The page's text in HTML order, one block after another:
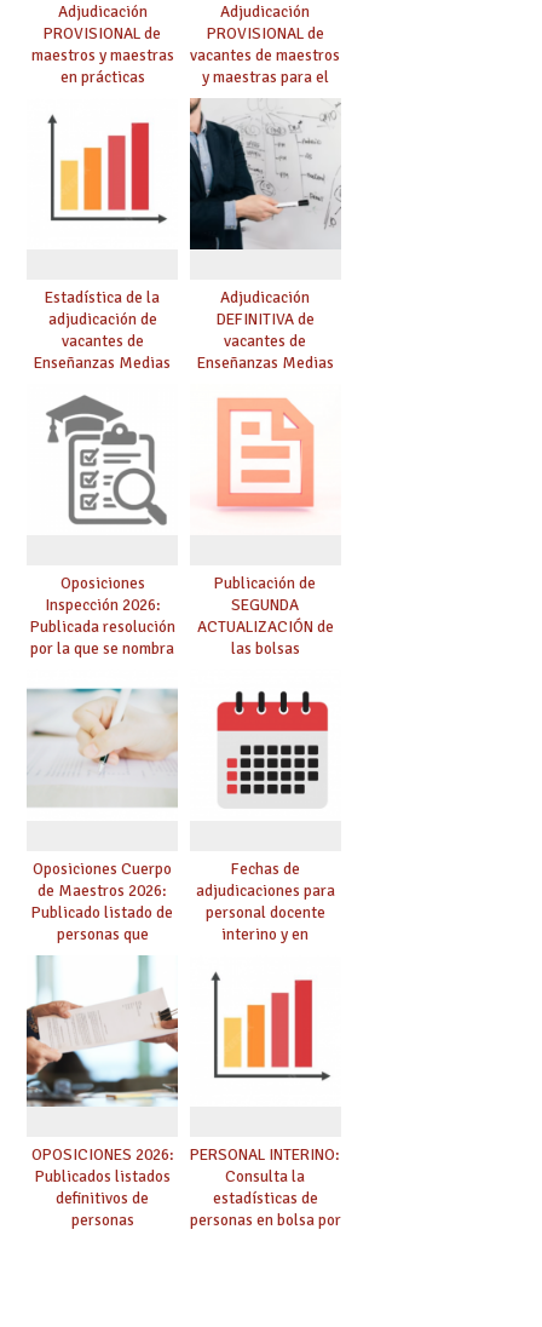
Adjudicación
PROVISIONAL de
maestros y maestras
en prácticas
Adjudicación
PROVISIONAL de
vacantes de maestros
y maestras para el
curso 26-27
Estadística de la
adjudicación de
vacantes de
Enseñanzas Medias
Adjudicación
DEFINITIVA de
vacantes de
Enseñanzas Medias
Oposiciones
Inspección 2026:
Publicada resolución
por la que se nombra
prácticas, se regulan
dichas prácticas y se
convoca acto público
de adjudicación
Publicación de
SEGUNDA
ACTUALIZACIÓN de
las bolsas
Cuerpo de Maestros
de especialidades
convocadas a
oposición
Oposiciones Cuerpo
de Maestros 2026:
Publicado listado de
personas que
adquieren nueva
especialidad
Fechas de
adjudicaciones para
personal docente
interino y en
debes saber
OPOSICIONES 2026:
Publicados listados
definitivos de
personas
PERSONAL INTERINO:
Consulta la
estadísticas de
personas en bolsa por